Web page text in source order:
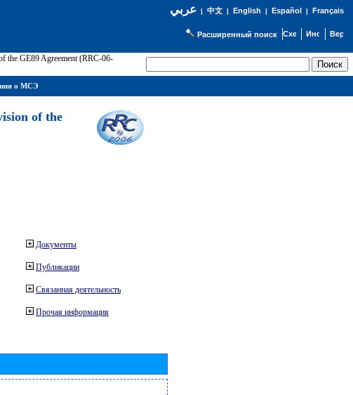
عربي| 中文| English | Español | Français
Расширенный поиск
the GE89 Agreement (RRC-06-
of the
Документы
Публикации
Связанная деятельность
Прочая информация
о МСЭ